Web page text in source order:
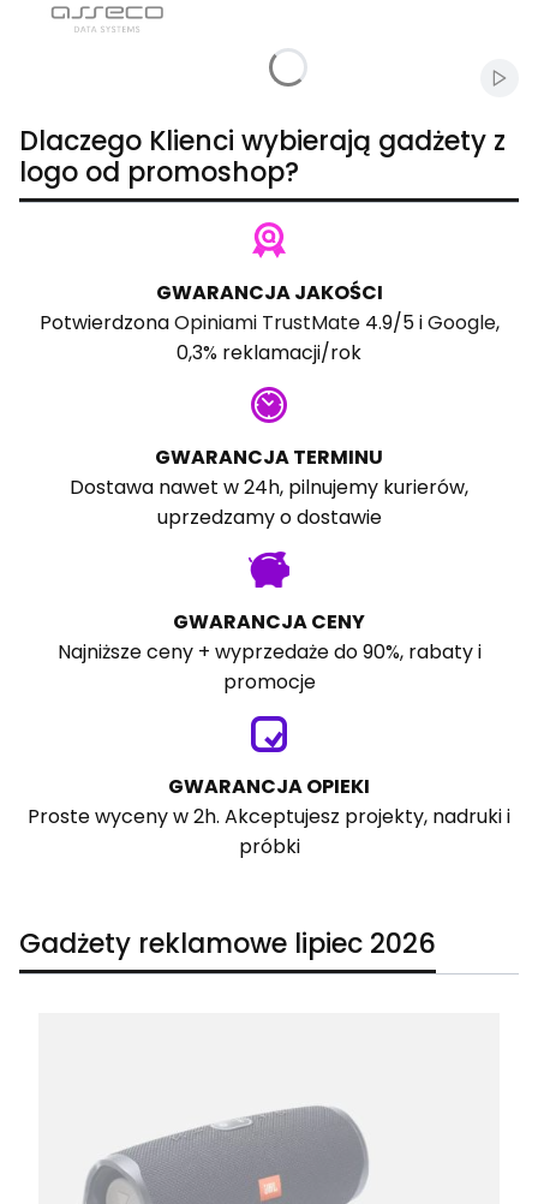
Dlaczego Klienci wybierają gadżety z
logo od promoshop?
GWARANCJA JAKOŚCI
PotwierdzonaOpiniami TrustMate4.9/5 iGoogle,
0,3% reklamacji/rok
GWARANCJA TERMINU
Dostawa nawet w 24h, pilnujemy kurierów,
uprzedzamy o dostawie
GWARANCJA CENY
Najniższe ceny + wyprzedaże do 90%, rabaty i
promocje
GWARANCJA OPIEKI
Proste wyceny w 2h. Akceptujesz projekty, nadruki i
próbki
Gadżety reklamowe lipiec 2026